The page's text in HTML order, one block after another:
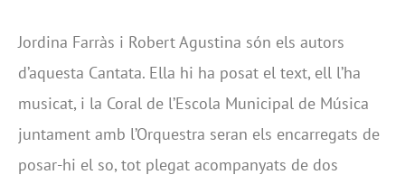
Jordina Farràs i Robert Agustina són els autors
d’aquesta Cantata. Ella hi ha posat el text, ell l’ha
musicat, i la Coral de l’Escola Municipal de Música
juntament amb l’Orquestra seran els encarregats de
posar-hi el so, tot plegat acompanyats de dos